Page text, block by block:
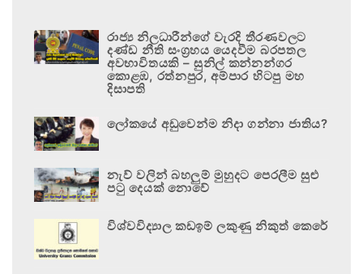
රාජ්‍ය නිලධාරීන්ගේ වැරදි තීරණවලට
දණ්ඩ නීති සංග්‍රහය යෙදවීම බරපතල
අවභාවිතයකි – සුනිල් කන්නන්ගර
කොළඹ, රත්නපුර, අම්පාර හිටපු මහ
දිසාපති
ලෝකයේ අඩුවෙන්ම නිදා ගන්නා ජාතිය?
නැව් වලින් බහලුම් මුහුදට පෙරලීම සුළු
පටු දෙයක් නොවේ
විශ්වවිද්‍යාල කඩඉම් ලකුණු නිකුත් කෙරේ